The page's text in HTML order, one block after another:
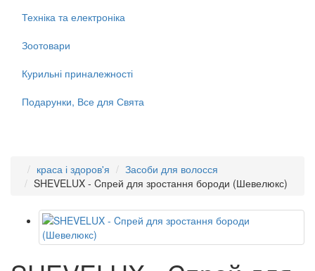
Техніка та електроніка
Зоотовари
Курильні приналежності
Подарунки, Все для Свята
краса і здоров'я
Засоби для волосся
SHEVELUX - Cпрей для зростання бороди (Шевелюкс)